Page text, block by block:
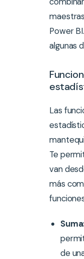
Power
algunas
Las
Te
van
más
de